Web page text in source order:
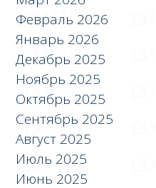
Февраль 2026
Январь 2026
Декабрь 2025
Ноябрь 2025
Октябрь 2025
Сентябрь 2025
Август 2025
Июль 2025
Июнь 2025